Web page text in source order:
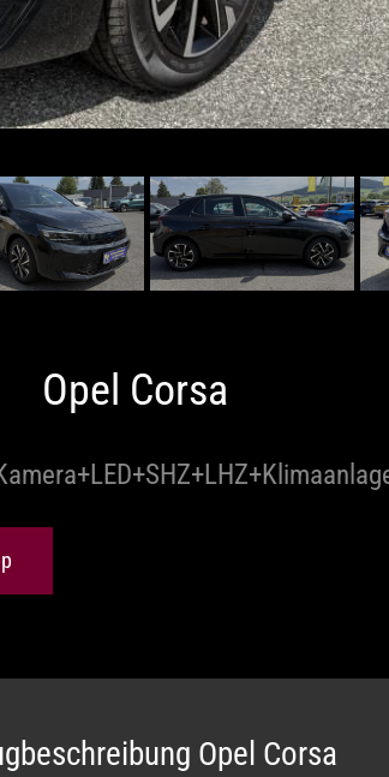
Opel Corsa
Opel Corsa